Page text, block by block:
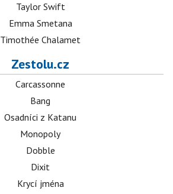
Taylor Swift
Emma Smetana
Timothée Chalamet
Zestolu.cz
Carcassonne
Bang
Osadníci z Katanu
Monopoly
Dobble
Dixit
Krycí jména